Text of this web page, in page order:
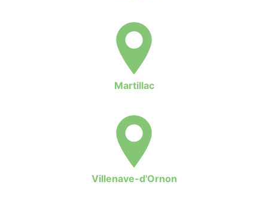
Martillac
Villenave-d'Ornon